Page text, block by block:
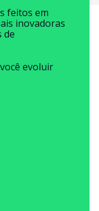
feitos em
inovadoras
de
evoluir